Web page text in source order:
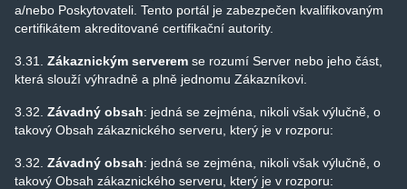
a/nebo Poskytovateli. Tento portál je zabezpečen kvalifikovaným
certifikátem akreditované certifikační autority.
3.31. Zákaznickým serverem se rozumí Server nebo jeho část,
která slouží výhradně a plně jednomu Zákazníkovi.
3.32. Závadný obsah: jedná se zejména, nikoli však výlučně, o
takový Obsah zákaznického serveru, který je v rozporu:
3.32. Závadný obsah: jedná se zejména, nikoli však výlučně, o
takový Obsah zákaznického serveru, který je v rozporu: